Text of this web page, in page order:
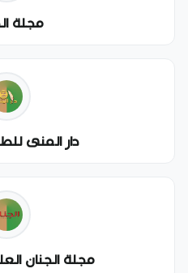
مجلة
دار المنى
مجلة الجنان